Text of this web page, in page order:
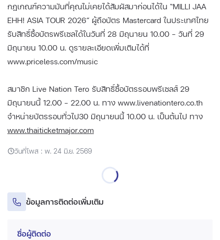
กฎเกณฑ์ความมันที่คุณไม่เคยได้สัมผัสมาก่อนได้ใน “MILLI JAA
EHH! ASIA TOUR 2026” ผู้ถือบัตร Mastercard ในประเทศไทย
รับสิทธิ์ซื้อบัตรพรีเซลได้ในวันที่ 28 มิถุนายน 10.00 – วันที่ 29
มิถุนายน 10.00 น. ดูรายละเอียดเพิ่มเติมได้ที่
www.priceless.com/music
สมาชิก Live Nation Tero รับสิทธิ์ซื้อบัตรรอบพรีเซลส์ 29
มิถุนายนนี้ 12.00 – 22.00 น. ทาง www.livenationtero.co.th
จำหน่ายบัตรรอบทั่วไป30 มิถุนายนนี้ 10.00 น. เป็นต้นไป ทาง
www.thaiticketmajor.com
วันที่โพส : พ. 24 มิ.ย. 2569
ข้อมูลการติดต่อเพิ่มเติม
ชื่อผู้ติดต่อ